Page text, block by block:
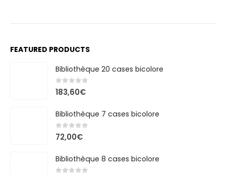
FEATURED PRODUCTS
Bibliothèque 20 cases bicolore
0out of 5
183,60€
Bibliothèque 7 cases bicolore
0out of 5
72,00€
Bibliothèque 8 cases bicolore